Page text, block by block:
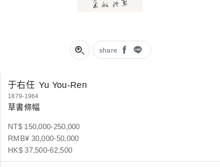
share
于右任 Yu You-Ren
1879-1964
草書條幅
NT$ 150,000-250,000
RMB¥ 30,000-50,000
HK$ 37,500-62,500